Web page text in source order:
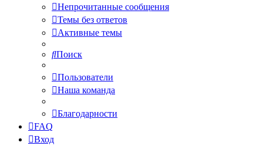
Непрочитанные сообщения
Темы без ответов
Активные темы
Поиск
Пользователи
Наша команда
Благодарности
FAQ
Вход